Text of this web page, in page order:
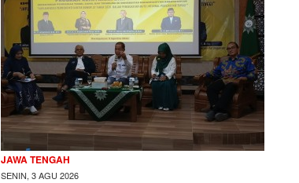
JAWA TENGAH
SENIN, 3 AGU 2026